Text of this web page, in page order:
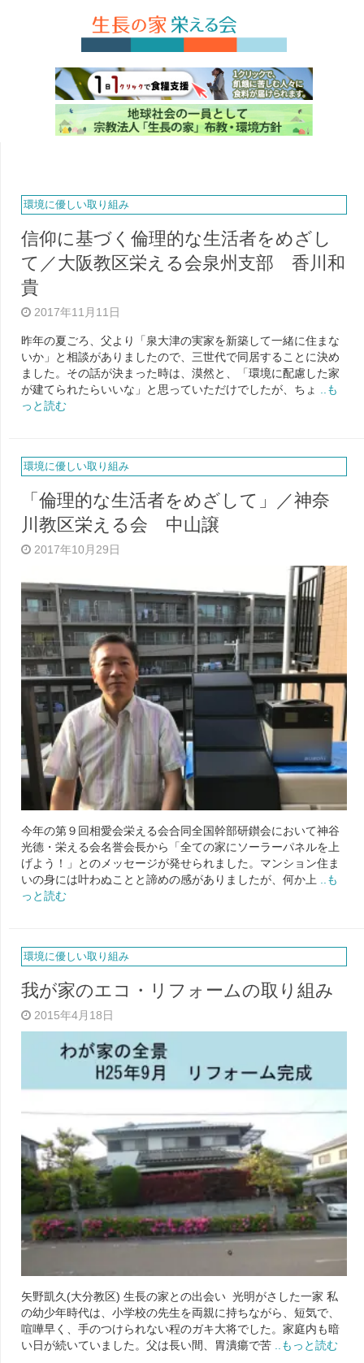
環境に優しい取り組み
信仰に基づく倫理的な生活者をめざし
て／大阪教区栄える会泉州支部 香川和
貴
2017年11月11日
昨年の夏ごろ、父より「泉大津の実家を新築して一緒に住まな
いか」と相談がありましたので、三世代で同居することに決め
ました。その話が決まった時は、漠然と、「環境に配慮した家
が建てられたらいいな」と思っていただけでしたが、ちょ
..も
っと読む
環境に優しい取り組み
「倫理的な生活者をめざして」／神奈
川教区栄える会 中山譲
2017年10月29日
今年の第９回相愛会栄える会合同全国幹部研鑚会において神谷
光德・栄える会名誉会長から「全ての家にソーラーパネルを上
げよう！」とのメッセージが発せられました。マンション住ま
いの身には叶わぬことと諦めの感がありましたが、何か上
..も
っと読む
環境に優しい取り組み
我が家のエコ・リフォームの取り組み
2015年4月18日
矢野凱久(大分教区) 生長の家との出会い 光明がさした一家 私
の幼少年時代は、小学校の先生を両親に持ちながら、短気で、
喧嘩早く、手のつけられない程のガキ大将でした。家庭内も暗
い日が続いていました。父は長い間、胃潰瘍で苦
..もっと読む